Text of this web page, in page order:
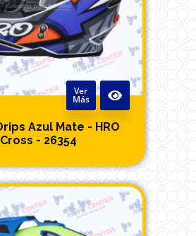
Ver
Más
Azul Mate - HRO
Cross - 26354